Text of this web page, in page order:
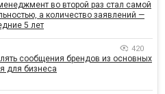
во второй раз стал самой
а количество заявлений —
5 лет
420
сообщения брендов из основных
для бизнеса